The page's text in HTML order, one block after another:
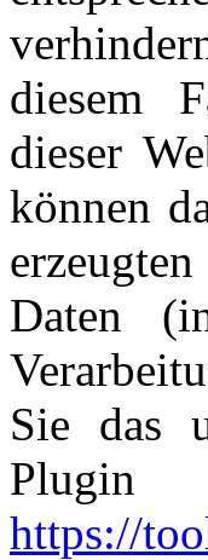
diesem
dieser
können
Daten
Sie das
https://